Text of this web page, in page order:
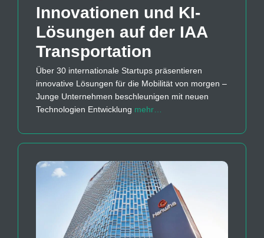
Innovationen und KI-
Lösungen auf der IAA
Transportation
Über 30 internationale Startups präsentieren
innovative Lösungen für die Mobilität von morgen –
Junge Unternehmen beschleunigen mit neuen
Technologien Entwicklung mehr…